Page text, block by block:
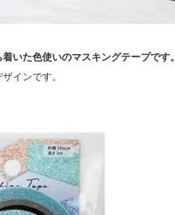
いた色使いのマスキングテープです。
インです。